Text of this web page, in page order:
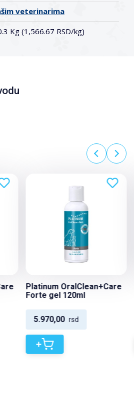
veterinarima
Kg (1,566.67 RSD/kg)
Platinum OralClean+Care
Forte gel 120ml
5.970,00 rsd
+